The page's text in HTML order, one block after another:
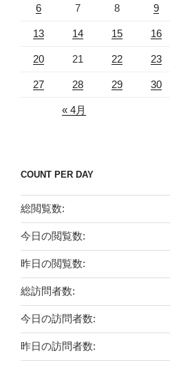
6 7 8 9
13 14 15 16
20 21 22 23
27 28 29 30
« 4月
COUNT PER DAY
総閲覧数:
今日の閲覧数:
昨日の閲覧数:
総訪問者数:
今日の訪問者数:
昨日の訪問者数: